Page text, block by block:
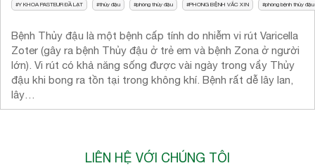
Y KHOA PASTEUR ĐẦ LẠT thủy đậu phòng thủy đậu PHONG BỆNH VẮC XIN phòng bệnh thủy đậu
Bệnh Thủy đậu là một bệnh cấp tính do nhiễm vi rút Varicella
Zoter (gây ra bệnh Thủy đậu ở trẻ em và bệnh Zona ở người
lớn). Vi rút có khả năng sống được vài ngày trong vẩy Thủy
đậu khi bong ra tồn tại trong không khí. Bệnh rất dễ lây lan,
lây…
LIÊN HỆ VỚI CHÚNG TÔI